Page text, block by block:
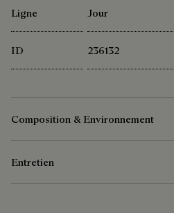
Ligne Jour
ID 236132
Composition & Environnement
Entretien